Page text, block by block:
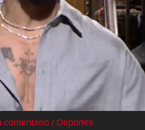
comentario / Deportes